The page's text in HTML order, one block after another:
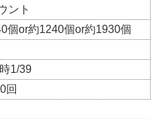
ント
個or約1240個or約1930個
1/39
回